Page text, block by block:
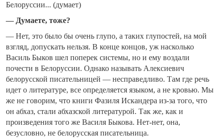
Белоруссии... (думает)
— Думаете, тоже?
— Нет, это было бы очень глупо, а таких глупостей, на мой
взгляд, допускать нельзя. В конце концов, уж насколько
Василь Быков шел поперек системы, но и ему воздали
почести в Белоруссии. Однако называть Алексиевич
белорусской писательницей — несправедливо. Там где речь
идет о литературе, все определяется языком, а не кровью. Мы
же не говорим, что книги Фазиля Искандера из-за того, что
он абхаз, стали абхазской литературой. Так же, как и
произведения того же Василя Быкова. Нет-нет, она,
безусловно, не белорусская писательница.